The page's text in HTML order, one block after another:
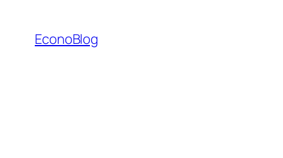
contenido
EconoBlog